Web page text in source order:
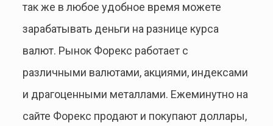
так же в любое удобное время можете
зарабатывать деньги на разнице курса
валют. Рынок Форекс работает с
различными валютами, акциями, индексами
и драгоценными металлами. Ежеминутно на
сайте Форекс продают и покупают доллары,